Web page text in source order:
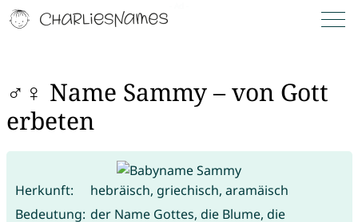
♂♀ Name Sammy – von Gott
erbeten
Herkunft:
hebräisch, griechisch, aramäisch
Bedeutung: der Name Gottes, die Blume, die